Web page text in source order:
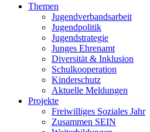
Themen
Jugendverbandsarbeit
Jugendpolitik
Jugendstrategie
Junges Ehrenamt
Diversität & Inklusion
Schulkooperation
Kinderschutz
Aktuelle Meldungen
Projekte
Freiwilliges Soziales Jahr
Zusammen SEIN